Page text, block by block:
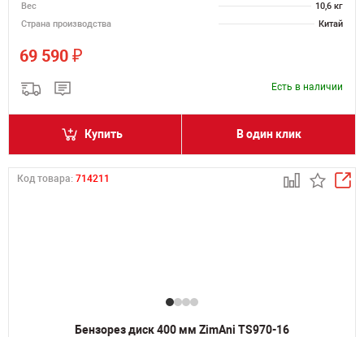
Вес
10,6 кг
Страна производства
Китай
69 590 ₽
Есть в наличии
Купить В один клик
Код товара: 714211
Бензорез диск 400 мм ZimAni TS970-16